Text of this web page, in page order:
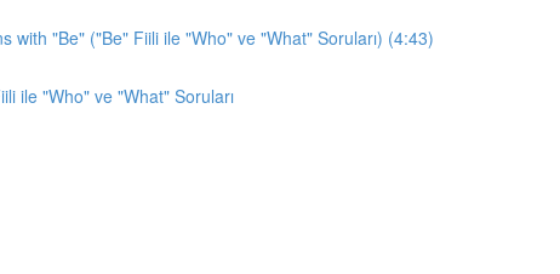
with "Be" ("Be" Fiili ile "Who" ve "What" Soruları) (4:43)
ile "Who" ve "What" Soruları